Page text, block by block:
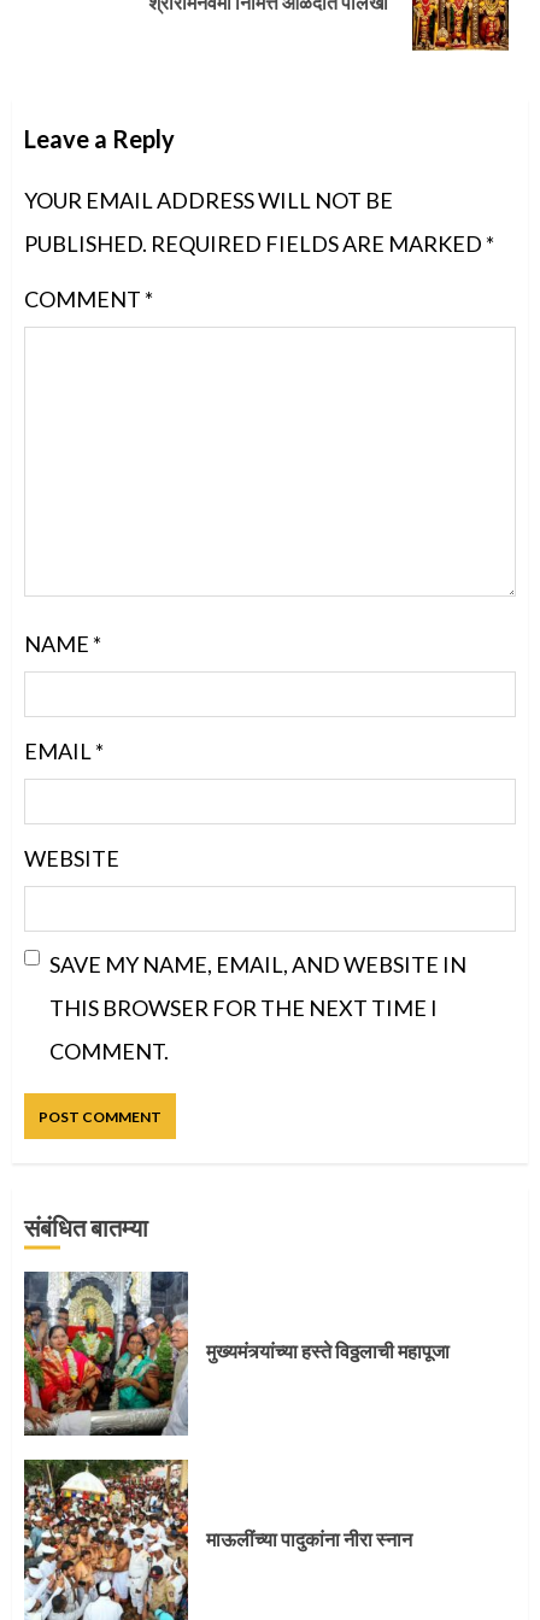
Leave a Reply
YOUR EMAIL ADDRESS WILL NOT BE
PUBLISHED. REQUIRED FIELDS ARE MARKED *
COMMENT *
NAME *
EMAIL*
WEBSITE
SAVE MY NAME, EMAIL, AND WEBSITE IN
THIS BROWSER FOR THE NEXT TIME I
COMMENT.
संबंधित बातम्या
मुख्यमंत्र्यांच्या हस्ते विठ्ठलाची महापूजा
माऊलींच्या पादुकांना नीरा स्नान
3
4